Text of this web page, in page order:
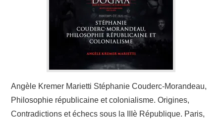
Angèle Kremer Marietti Stéphanie Couderc-Morandeau,
Philosophie républicaine et colonialisme. Origines,
Contradictions et échecs sous la IIIè République. Paris,